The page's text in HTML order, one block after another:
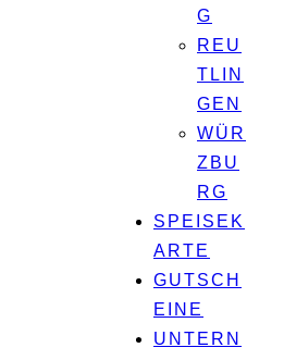
G
REU
TLIN
GEN
WÜR
ZBU
RG
SPEISEK
ARTE
GUTSCH
EINE
UNTERN